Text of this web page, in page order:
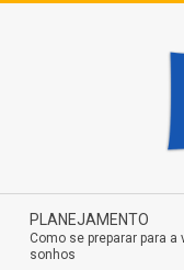
PLANEJAMENTO
Como se preparar para a
sonhos